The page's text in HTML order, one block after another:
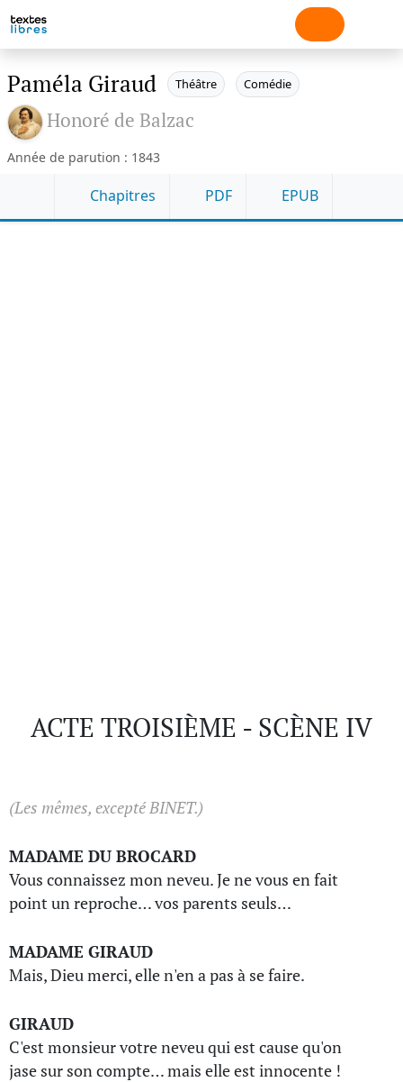
Paméla Giraud Théâtre Comédie
Honoré de Balzac
Année de parution : 1843
Chapitres PDF EPUB
ACTE TROISIÈME - SCÈNE IV
(Les mêmes, excepté BINET.)
MADAME DU BROCARD
Vous connaissez mon neveu. Je ne vous en fait
point un reproche… vos parents seuls…
MADAME GIRAUD
Mais, Dieu merci, elle n'en a pas à se faire.
GIRAUD
C'est monsieur votre neveu qui est cause qu'on
jase sur son compte… mais elle est innocente !